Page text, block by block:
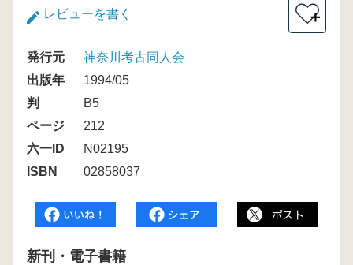
レビューを書く ＋
発行元
神奈川考古同人会
出版年
1994/05
判
B5
ページ
212
六一ID
N02195
ISBN
02858037
新刊・電子書籍